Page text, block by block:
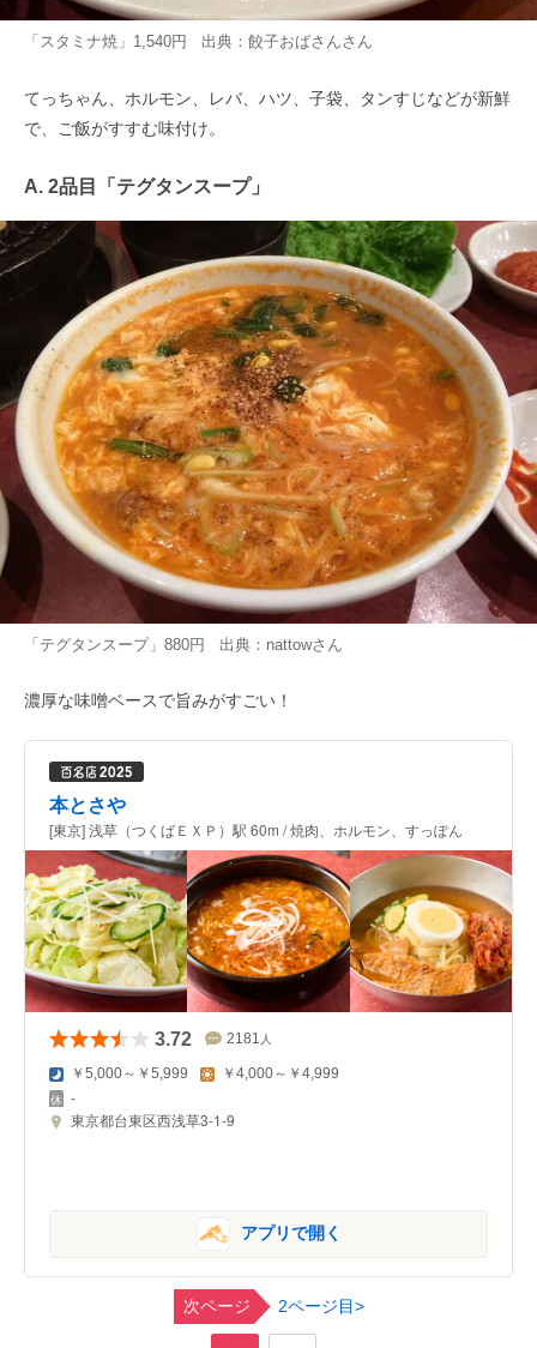
「スタミナ焼」1,540円 出典： 餃子おばさんさん
てっちゃん、ホルモン、レバ、ハツ、子袋、タンすじなどが新鮮
で、ご飯がすすむ味付け。
A. 2品目「テグタンスープ」
「テグタンスープ」880円 出典： nattowさん
濃厚な味噌ベースで旨みがすごい！
本とさや
[東京] 浅草（つくばＥＸＰ）駅 60m / 焼肉、ホルモン、すっぽん
3.72 2181 人
￥5,000～￥5,999 ￥4,000～￥4,999
-
東京都台東区西浅草3-1-9
アプリで開く
次ページ 2ページ目>
,